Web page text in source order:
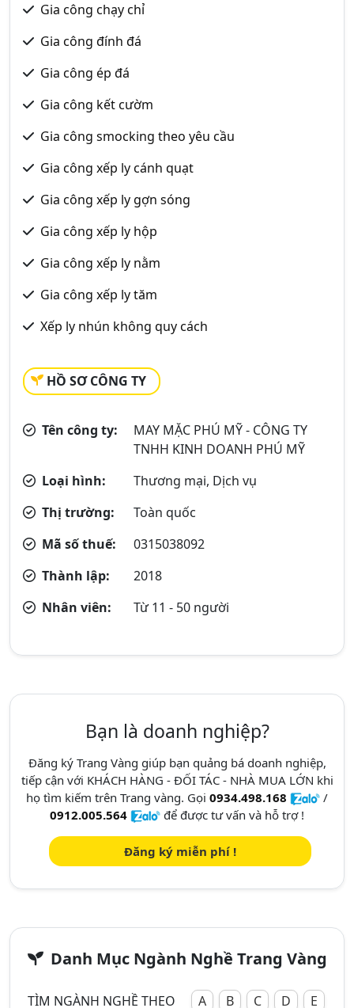
Gia công chạy chỉ
Gia công đính đá
Gia công ép đá
Gia công kết cườm
Gia công smocking theo yêu cầu
Gia công xếp ly cánh quạt
Gia công xếp ly gợn sóng
Gia công xếp ly hộp
Gia công xếp ly nằm
Gia công xếp ly tăm
Xếp ly nhún không quy cách
HỒ SƠ CÔNG TY
Tên công ty:
MAY MẶC PHÚ MỸ - CÔNG TY
TNHH KINH DOANH PHÚ MỸ
Loại hình:
Thương mại, Dịch vụ
Thị trường:
Toàn quốc
Mã số thuế:
0315038092
Thành lập:
2018
Nhân viên:
Từ 11 - 50 người
Bạn là doanh nghiệp?
Đăng ký Trang Vàng giúp bạn quảng bá doanh nghiệp,
tiếp cận với KHÁCH HÀNG - ĐỐI TÁC - NHÀ MUA LỚN khi
họ tìm kiếm trên Trang vàng. Gọi 0934.498.168
/
0912.005.564
để được tư vấn và hỗ trợ !
Đăng ký miễn phí !
Danh Mục Ngành Nghề Trang Vàng
TÌM NGÀNH NGHỀ THEO A B C D E